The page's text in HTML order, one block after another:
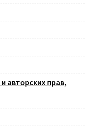
авторских прав,